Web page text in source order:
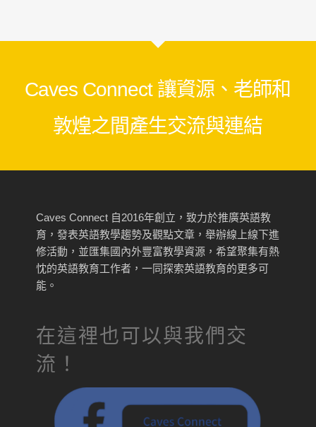
Caves Connect 讓資源、老師和
敦煌之間產生交流與連結
Caves Connect 自2016年創立，致力於推廣英語教
育，發表英語教學趨勢及觀點文章，舉辦線上線下進
修活動，並匯集國內外豐富教學資源，希望聚集有熱
忱的英語教育工作者，一同探索英語教育的更多可
能。
在這裡也可以與我們交
流！